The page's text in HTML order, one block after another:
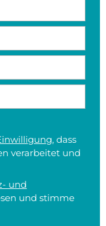
, dass
verarbeitet und
und
und stimme